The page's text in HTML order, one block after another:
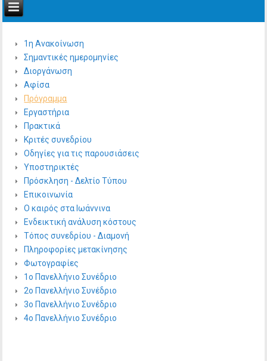
1η Ανακοίνωση
Σημαντικές ημερομηνίες
Διοργάνωση
Αφίσα
Πρόγραμμα
Εργαστήρια
Πρακτικά
Κριτές συνεδρίου
Οδηγίες για τις παρουσιάσεις
Υποστηρικτές
Πρόσκληση - Δελτίο Τύπου
Επικοινωνία
Ο καιρός στα Ιωάννινα
Ενδεικτική ανάλυση κόστους
Τόπος συνεδρίου - Διαμονή
Πληροφορίες μετακίνησης
Φωτογραφίες
1ο Πανελλήνιο Συνέδριο
2ο Πανελλήνιο Συνέδριο
3ο Πανελλήνιο Συνέδριο
4ο Πανελλήνιο Συνέδριο